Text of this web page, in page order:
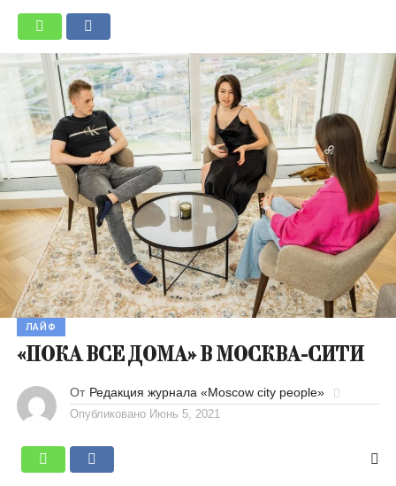
ЛАЙФ
«ПОКА ВСЕ ДОМА» В МОСКВА-СИТИ
От Редакция журнала «Moscow city people»
Опубликовано Июнь 5, 2021